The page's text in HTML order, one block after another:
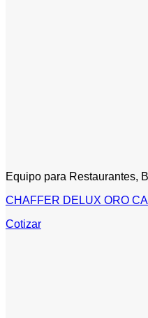
Equipo para Restaurantes,
CHAFFER DELUX ORO
Cotizar